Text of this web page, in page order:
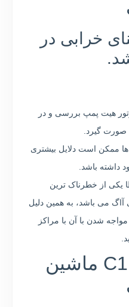
خرابی در
هیت پمپ بررسی و در
صورت گیرد.
ها ممکن است دلایل بیشتری
داشته باشد.
یکی از خطرناک ترین
می باشد، به همین دلیل
شدن با آن با مراکز
کد خطا و ارور C1 ماشین